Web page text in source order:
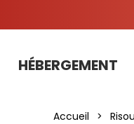
HÉBERGEMENT
Accueil >